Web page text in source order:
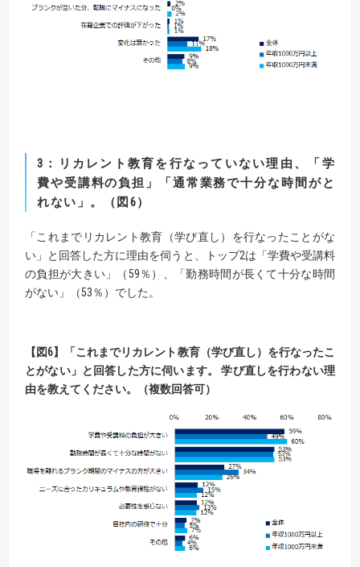
3 ： リカレント教育を行なっていない理由、
「学
費や受講料の負担」「通常業務で十分な時間がと
れない」。（図 6）
「これまでリカレント教育（学び直し）を行なったことがな
い」と回答した方に理由を伺うと、トップ2は「学費や受講料
の負担が大きい」（59％）、「勤務時間が長くて十分な時間
がない」（53％）でした。
【図6】
「これまでリカレント教育（学び直し）を行なったこ
とがない」と回答した方に伺います。
学び直しを行わない理
由を教えてください。（複数回答可）